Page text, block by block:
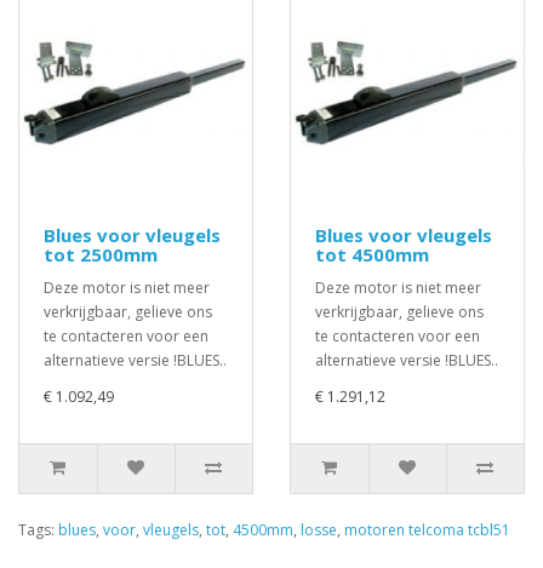
Blues voor vleugels
tot 2500mm
Deze motor is niet meer
verkrijgbaar, gelieve ons
te contacteren voor een
alternatieve versie !BLUES..
€ 1.092,49
Blues voor vleugels
tot 4500mm
Deze motor is niet meer
verkrijgbaar, gelieve ons
te contacteren voor een
alternatieve versie !BLUES..
€ 1.291,12
Tags: blues, voor, vleugels, tot, 4500mm, losse, motoren telcoma tcbl51